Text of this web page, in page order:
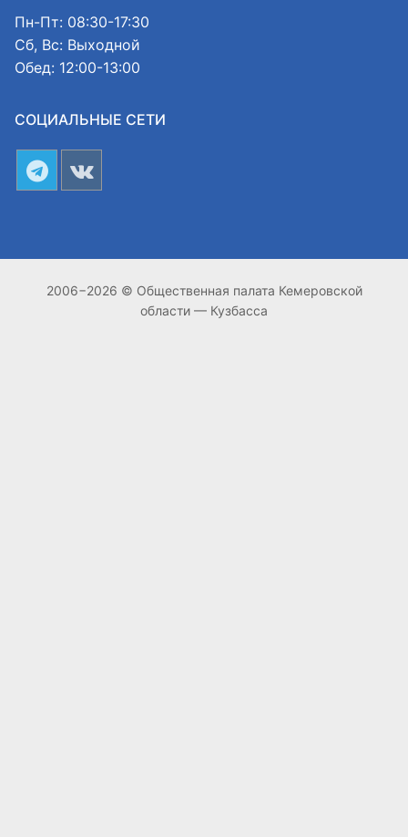
Пн-Пт: 08:30-17:30
Сб, Вс: Выходной
Обед: 12:00-13:00
СОЦИАЛЬНЫЕ СЕТИ
2006−2026 © Общественная палата Кемеровской
области — Кузбасса